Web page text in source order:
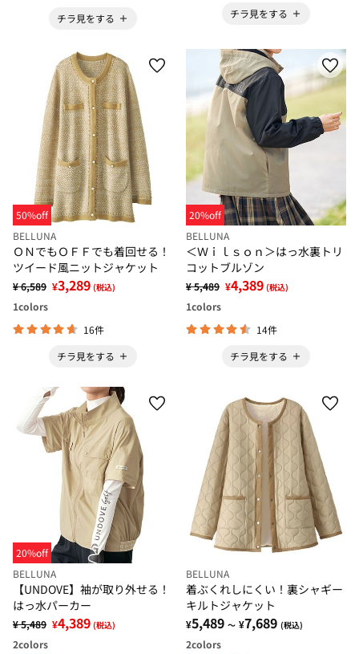
チラ見をする
チラ見をする
50%off
BELLUNA
ＯＮでもＯＦＦでも着回せる！
ツイード風ニットジャケット
¥ 6,589 ¥3,289 (税込)
1colors
16件
チラ見をする
20%off
BELLUNA
＜Ｗｉｌｓｏｎ＞はっ水裏トリ
コットブルゾン
¥ 5,489 ¥4,389 (税込)
1colors
14件
チラ見をする
20%off
BELLUNA
【UNDOVE】袖が取り外せる！
はっ水パーカー
¥ 5,489 ¥4,389 (税込)
2colors
BELLUNA
着ぶくれしにくい！裏シャギー
キルトジャケット
¥5,489 ～ ¥7,689 (税込)
2colors